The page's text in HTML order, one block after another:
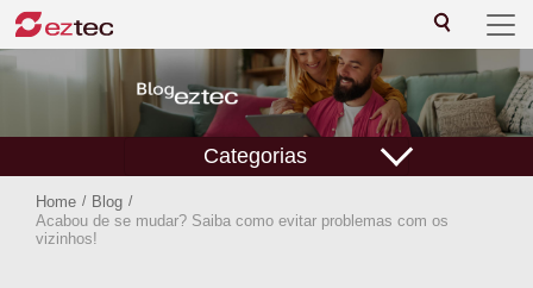
Categorias
Home / Blog /
Acabou de se mudar? Saiba como evitar problemas com os
vizinhos!